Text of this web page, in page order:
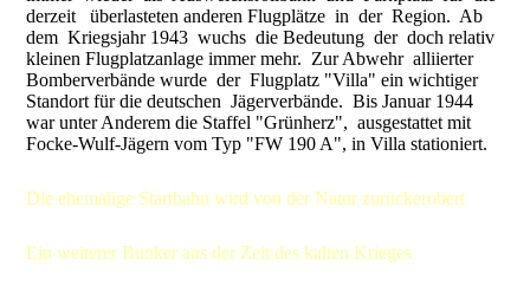
derzeit überlasteten anderen Flugplätze in der Region. Ab
dem Kriegsjahr 1943 wuchs die Bedeutung der doch relativ
kleinen Flugplatzanlage immer mehr. Zur Abwehr alliierter
Bomberverbände wurde der Flugplatz "Villa" ein wichtiger
Standort für die deutschen Jägerverbände. Bis Januar 1944
war unter Anderem die Staffel "Grünherz", ausgestattet mit
Focke-Wulf-Jägern vom Typ "FW 190 A", in Villa stationiert.
Die ehemalige Startbahn wird von der Natur zurückerobert
Ein weiterer Bunker aus der Zeit des kalten Krieges